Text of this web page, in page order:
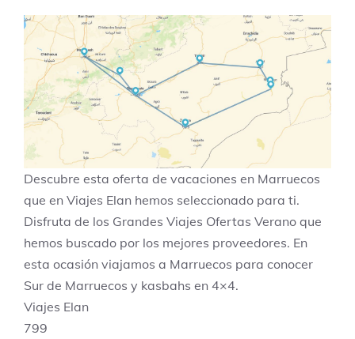
Descubre esta oferta de vacaciones en Marruecos
que en Viajes Elan hemos seleccionado para ti.
Disfruta de los Grandes Viajes Ofertas Verano que
hemos buscado por los mejores proveedores. En
esta ocasión viajamos a Marruecos para conocer
Sur de Marruecos y kasbahs en 4×4.
Viajes Elan
799